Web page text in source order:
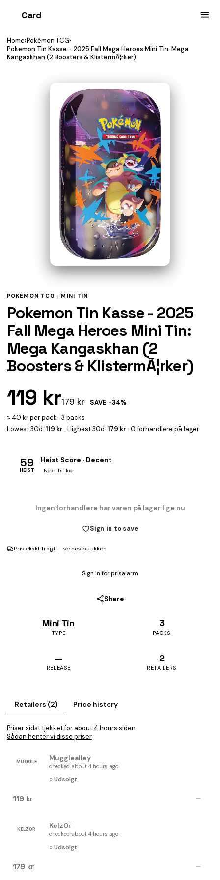
Card
Home›Pokémon TCG›
Pokemon Tin Kasse - 2025 Fall Mega Heroes Mini Tin: Mega
Kangaskhan (2 Boosters & KlistermÃ¦rker)
POKÉMON TCG · MINI TIN
Pokemon Tin Kasse - 2025
Fall Mega Heroes Mini Tin:
Mega Kangaskhan (2
Boosters & KlistermÃ¦rker)
119 kr179 kr
SAVE −34%
≈ 40 kr per pack · 3 packs
Lowest 30d: 119 kr · Highest 30d: 179 kr · 0 forhandlere på lager
59
HEIST
Heist Score · Decent
Near its floor
Ingen forhandlere har varen på lager lige nu
Sign in to save
Pris ekskl. fragt — se hos butikken
Sign in for prisalarm
Share
Mini Tin
TYPE
3
PACKS
—
RELEASE
2
RETAILERS
Retailers (2) Price history
Priser sidst tjekket for about 4 hours siden
Sådan henter vi disse priser
MUGGLE Mugglealley
checked about 4 hours ago
○ Udsolgt
119 kr —
KELZ0R Kelz0r
checked about 4 hours ago
○ Udsolgt
179 kr —